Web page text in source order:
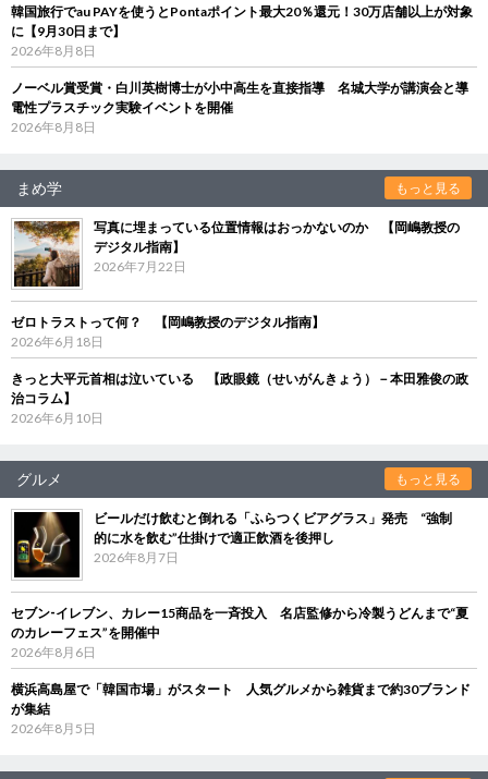
韓国旅行でau PAYを使うとPontaポイント最大20％還元！30万店舗以上が対象
に【9月30日まで】
2026年8月8日
ノーベル賞受賞・白川英樹博士が小中高生を直接指導 名城大学が講演会と導
電性プラスチック実験イベントを開催
2026年8月8日
まめ学 もっと見る
写真に埋まっている位置情報はおっかないのか 【岡嶋教授の
デジタル指南】
2026年7月22日
ゼロトラストって何？ 【岡嶋教授のデジタル指南】
2026年6月18日
きっと大平元首相は泣いている 【政眼鏡（せいがんきょう）－本田雅俊の政
治コラム】
2026年6月10日
グルメ もっと見る
ビールだけ飲むと倒れる「ふらつくビアグラス」発売 “強制
的に水を飲む”仕掛けで適正飲酒を後押し
2026年8月7日
セブン‐イレブン、カレー15商品を一斉投入 名店監修から冷製うどんまで“夏
のカレーフェス”を開催中
2026年8月6日
横浜高島屋で「韓国市場」がスタート 人気グルメから雑貨まで約30ブランド
が集結
2026年8月5日